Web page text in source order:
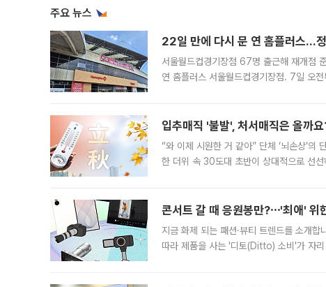
주요 뉴스
22일 만에 다시 문 연 홈플러스…
서울월드컵경기장점 67명 출근해 재개점
연 홈플러스 서울월드컵경기장점. 7일 오
입추매직 '불발', 처서매직은 올까
“와 이제 시원한 거 같아” 단체 ‘뇌손상’
한 더위 속 30도대 초반이 상대적으로 선
콘서트 갈 때 응원봉만?⋯'최애' 위
지금 화제 되는 패션·뷰티 트렌드를 소개
따라 제품을 사는 '디토(Ditto) 소비'가 자